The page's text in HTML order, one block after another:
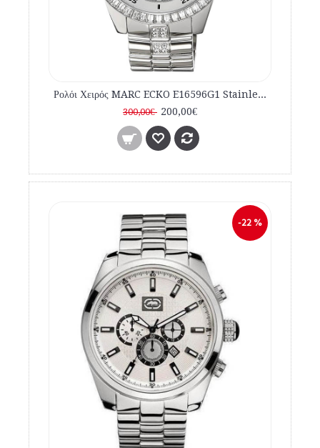
Ρολόι Χειρός MARC ECKO E16596G1 Stainless Steel Bracelet
300,00€ 200,00€
-22 %